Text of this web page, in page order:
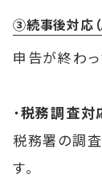
③続事後対応
申告が終わっ
・税務調査対
税務署の調
す。